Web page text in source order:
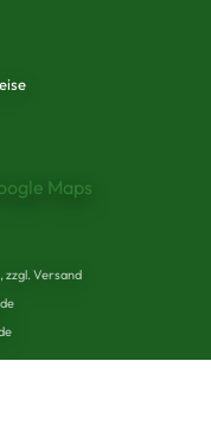
zzgl. Versand